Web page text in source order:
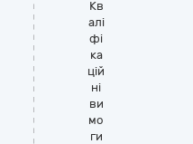
Кв
алі
фі
ка
цій
ні
ви
мо
ги